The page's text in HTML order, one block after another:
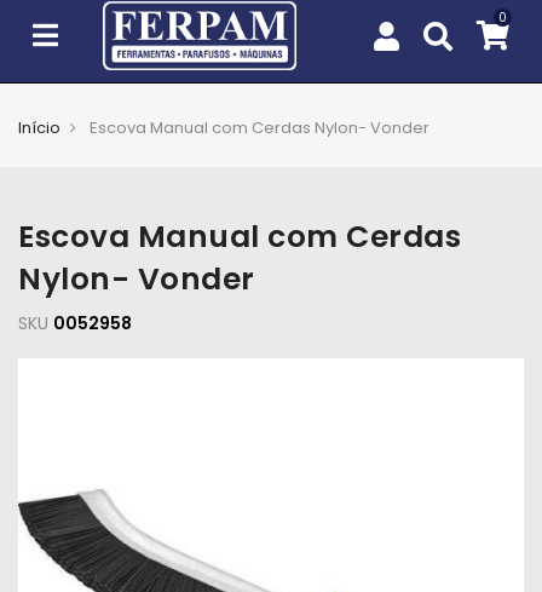
e
Jardim
EPIs
Ferramentas
e
Máquinas
Início Escova Manual com Cerdas Nylon- Vonder
Escova Manual com Cerdas
Nylon- Vonder
SKU 0052958